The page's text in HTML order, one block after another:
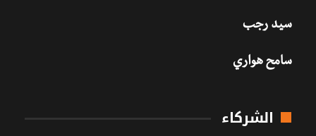
سيد رجب
سامح هواري
الشركاء